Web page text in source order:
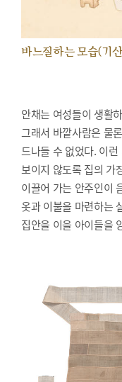
바느질하는 모습(기
안채는 여성들이 생활
그래서 바깥사람은 물
드나들 수 없었다. 이
보이지 않도록 집의 가
이끌어 가는 안주인이
옷과 이불을 마련하는
집안을 이을 아이들을